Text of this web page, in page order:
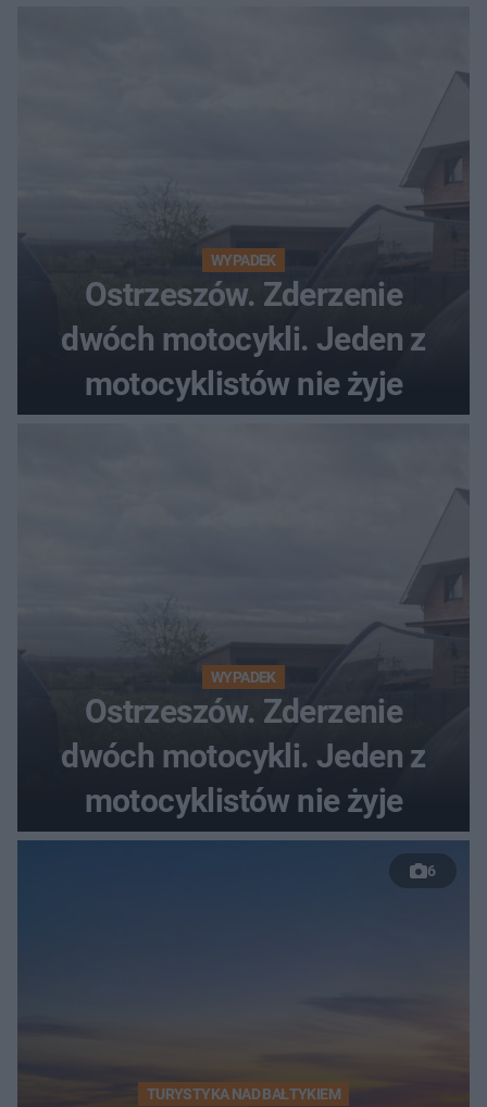
WYPADEK
Ostrzeszów. Zderzenie
dwóch motocykli. Jeden z
motocyklistów nie żyje
WYPADEK
Ostrzeszów. Zderzenie
dwóch motocykli. Jeden z
motocyklistów nie żyje
6
TURYSTYKA NAD BAŁTYKIEM